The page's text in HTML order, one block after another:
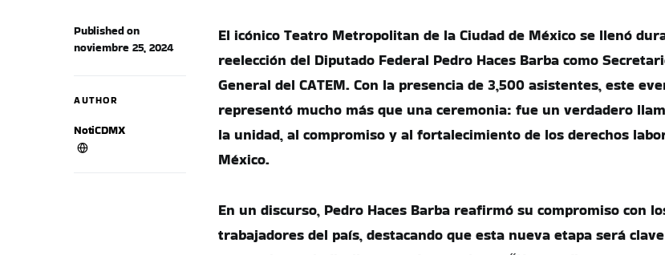
Published on
noviembre 25, 2024
AUTHOR
NotiCDMX
El icónico Teatro Metropolitan de la Ciudad de México se llenó
reelección del Diputado Federal Pedro Haces Barba como
General del CATEM. Con la presencia de 3,500 asistentes, este
representó mucho más que una ceremonia: fue un verdadero
la unidad, al compromiso y al fortalecimiento de los derechos
México.
En un discurso, Pedro Haces Barba reafirmó su compromiso con
trabajadores del país, destacando que esta nueva etapa será